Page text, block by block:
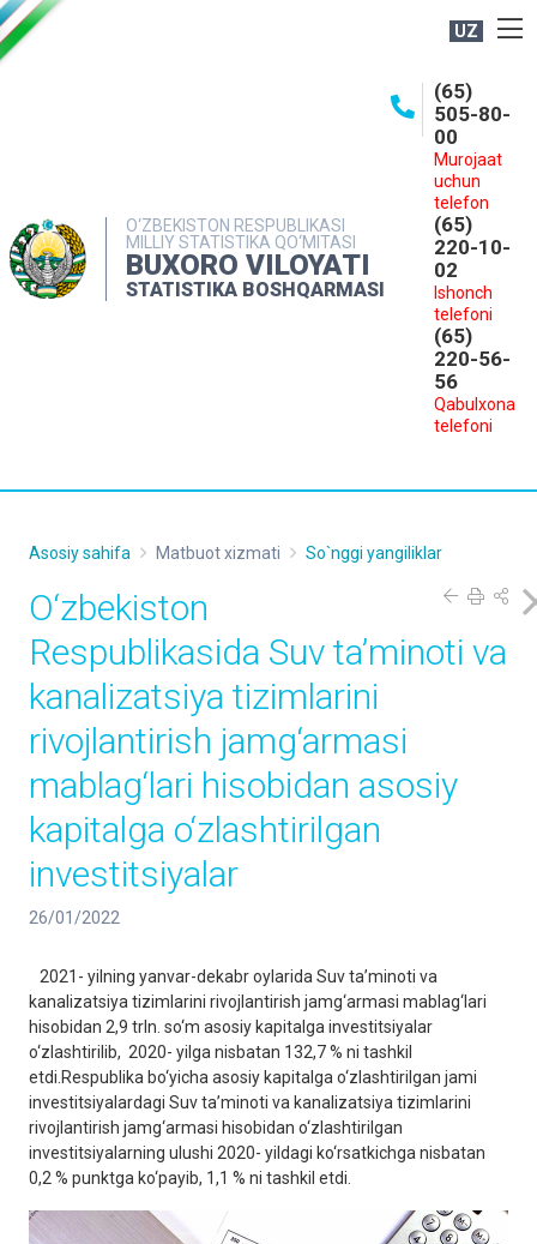
UZ
O‘ZBEKISTON RESPUBLIKASI
MILLIY STATISTIKA QO‘MITASI
BUXORO VILOYATI
STATISTIKA BOSHQARMASI
(65)
505-80-
00
Murojaat
uchun
telefon
(65)
220-10-
02
Ishonch
telefoni
(65)
220-56-
56
Qabulxona
telefoni
MATBUOT XIZMATI
MUROJAATLAR
Asosiy sahifa Matbuot xizmati So`nggi yangiliklar
O‘zbekiston
Respublikasida Suv ta’minoti va
kanalizatsiya tizimlarini
rivojlantirish jamg‘armasi
mablag‘lari hisobidan asosiy
kapitalga o‘zlashtirilgan
investitsiyalar
26/01/2022
2021- yilning yanvar-dekabr oylarida Suv ta’minoti va
kanalizatsiya tizimlarini rivojlantirish jamg‘armasi mablag‘lari
hisobidan 2,9 trln. so‘m asosiy kapitalga investitsiyalar
o‘zlashtirilib, 2020- yilga nisbatan 132,7 % ni tashkil
etdi.Respublika bo‘yicha asosiy kapitalga o‘zlashtirilgan jami
investitsiyalardagi Suv ta’minoti va kanalizatsiya tizimlarini
rivojlantirish jamg‘armasi hisobidan o‘zlashtirilgan
investitsiyalarning ulushi 2020- yildagi ko‘rsatkichga nisbatan
0,2 % punktga ko‘payib, 1,1 % ni tashkil etdi.